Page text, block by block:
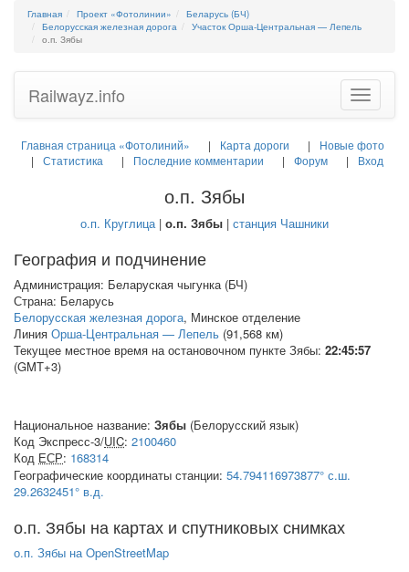
Главная Проект «Фотолинии»
Беларусь (БЧ)
Белорусская железная дорога
Участок Орша-Центральная — Лепель
о.п. Зябы
Toggle
Railwayz.info
Главная страница «Фотолиний» Карта дороги
Новые фото
Статистика
Последние комментарии Форум Вход
о.п. Зябы
о.п. Круглица| о.п. Зябы | станция Чашники
География и подчинение
Администрация: Беларуская чыгунка (БЧ)
Страна: Беларусь
Белорусская железная дорога, Минское отделение
Линия Орша-Центральная — Лепель (91,568 км)
Текущее местное время на остановочном пункте Зябы: 22:45:58
(GMT+3)
Национальное название: Зябы (Белорусский язык)
Код Экспресс-3/UIC: 2100460
Код ЕСР: 168314
Географические координаты станции: 54.794116973877° с.ш.
29.2632451° в.д.
о.п. Зябы на картах и спутниковых снимках
о.п. Зябы на OpenStreetMap